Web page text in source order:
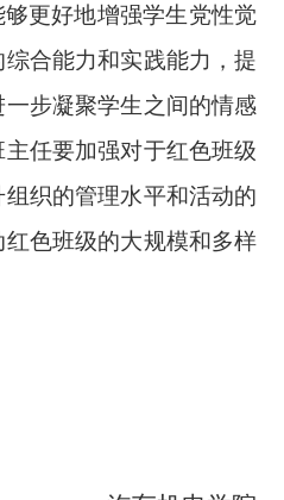
更好地增强学生党性觉
合能力和实践能力，提
步凝聚学生之间的情感
主任要加强对于红色班级
织的管理水平和活动的
色班级的大规模和多样